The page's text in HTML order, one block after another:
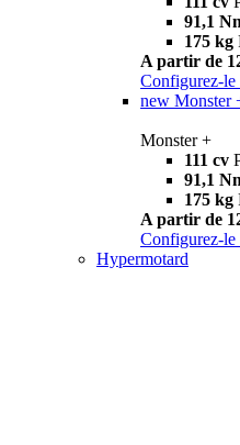
91,1
175 kg
A partir de
Configurez-le
new Monster
Monster +
111 cv
91,1
175 kg
A partir de
Configurez-le
Hypermotard